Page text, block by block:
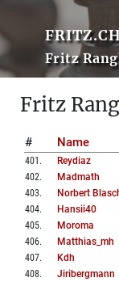
Fritz
Fritz
# Name
401 . Reydiaz
402. Madmath
403. Norbert
404. Hansii40
405. Moroma
406. Matthias_mh
407. Kdh
408. Jiribergmann